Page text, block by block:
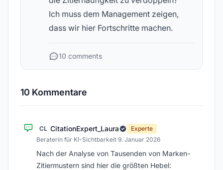
Ich muss dem Management zeigen,
dass wir hier Fortschritte machen.
10 comments
10 Kommentare
CL CitationExpert_Laura
Experte
Beraterin für KI-Sichtbarkeit·9. Januar 2026
Nach der Analyse von Tausenden von Marken-
Zitiermustern sind hier die größten Hebel: